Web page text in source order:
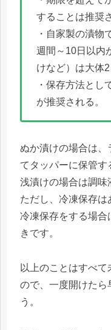
することは推奨
・自家製の漬物
週間～10日以内
けなど）は大体
・保存方法とし
が推奨される。
ぬか漬けの場合は、
てタッパーに保管す
浅漬けの場合は調味
ただし、冷凍保存は
冷凍保存をする場合
きです。
以上のことはすべ
ので、一度開けたら
う。